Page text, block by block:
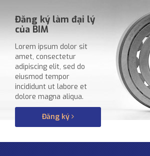
Đăng ký làm đại lý
của BIM
Lorem ipsum dolor sit
amet, consectetur
adipiscing elit, sed do
eiusmod tempor
incididunt ut labore et
dolore magna aliqua.
Đăng ký